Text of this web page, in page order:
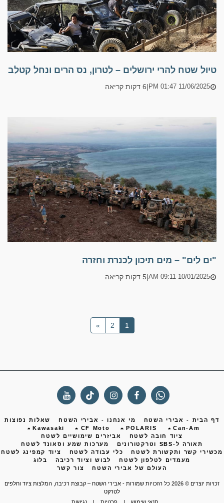
טיול שטח להרי ירושלים – לטרון, נס הרים ונחל קטלב
11/06/2025 01:47 PM
|6 דקות קריאה
"ים לים" – מים תיכון לכנרת וחזרה
10/01/2025 09:11 AM
|5 דקות קריאה
הבית - אבירי השטח מי אנחנו - אבירי השטח
שאלות נפוצות
Can-Am
POLARIS
CF Moto
Kawasaki
ציוד חובה לשטח
אביזרים שימושיים לשטח
תאורה ל-SBS וטרקטורונים
מערכות שמע וסאונד לשטח
קשר ותקשורת לשטח
כלי עבודה לשטח
ציוד קמפינג לשטח
מעמדים לטלפון לשטח
לבוש וציוד רכיבה
בלוג
העולם של אבירי השטח
צור קשר
יוצרים © 2026 כל הזכויות שמורות -
אבירי השטח – קבוצת רכיבה, המלצות ציוד וחלפים
לטרקט
תנאי שימוש| פרטיות| נגישות